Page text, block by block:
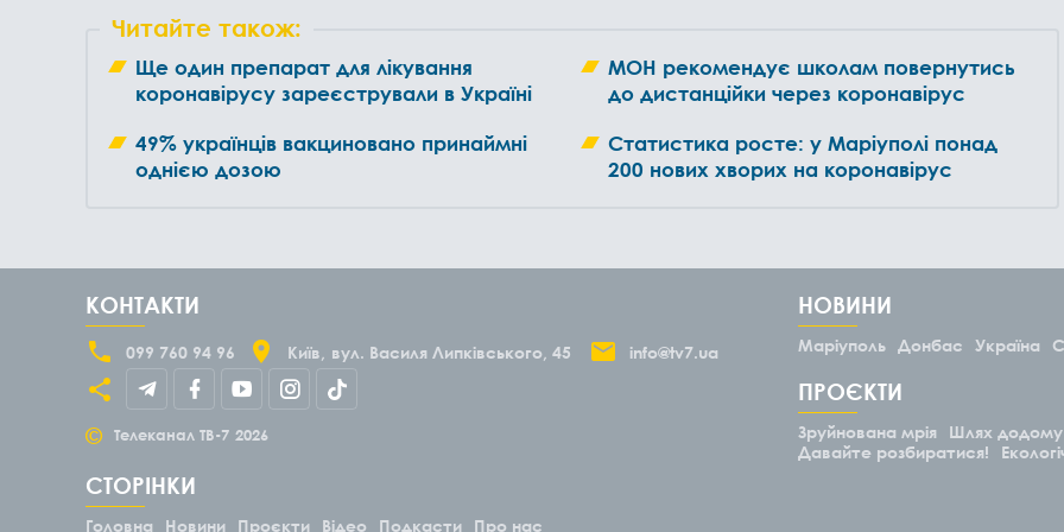
Читайте також:
Ще один препарат для лікування
коронавірусу зареєстрували в Україні
МОН рекомендує школам повернутись
до дистанційки через коронавірус
49% українців вакциновано принаймні
однією дозою
Статистика росте: у Маріуполі понад
200 нових хворих на коронавірус
КОНТАКТИ
099 760 94 96 Київ вул. Василя Липківського, 45 info@tv7.ua
© Телеканал ТВ-7 2026
СТОРІНКИ
Головна Новини Проєкти Відео Подкасти Про нас
НОВИНИ
Маріуполь Донбас Україна
ПРОЄКТИ
Зруйнована мрія
Шлях додому
Давайте розбиратися!